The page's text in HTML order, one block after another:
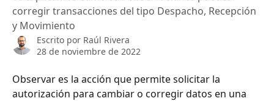
corregir transacciones del tipo Despacho, Recepción
y Movimiento
Escrito por Raúl Rivera
28 de noviembre de 2022
Observar es la acción que permite solicitar la
autorización para cambiar o corregir datos en una